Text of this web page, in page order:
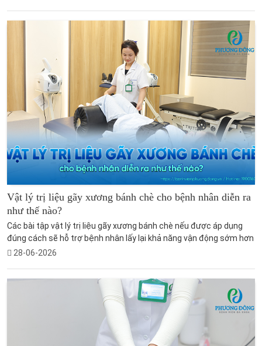
Vật lý trị liệu gãy xương bánh chè cho bệnh nhân diễn ra
như thế nào?
Các bài tập vật lý trị liệu gãy xương bánh chè nếu được áp dụng
đúng cách sẽ hỗ trợ bệnh nhân lấy lại khả năng vận động sớm hơn
28-06-2026